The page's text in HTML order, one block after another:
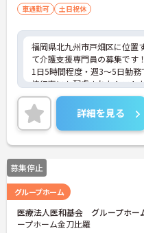
車通勤可 土日祝休
福岡県北九州市戸畑区に位置
て介護支援専門員の募集です！
1日5時間程度・週3～5日勤
校行事にも配慮されたシフト
育て世代の方でも安心して働
ご興味のある方には、面接対
詳細をお話いたしますので、
い。
詳細を見る
募集停止
グループホーム
医療法人医和基会 グループホー
ープホーム金刀比羅